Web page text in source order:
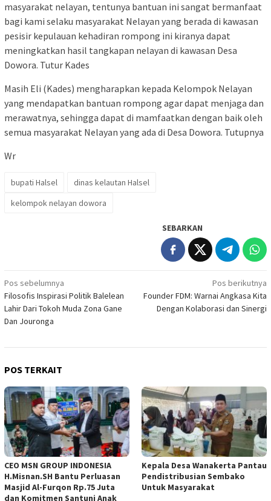
masyarakat nelayan, tentunya bantuan ini sangat bermanfaat
bagi kami selaku masyarakat Nelayan yang berada di kawasan
pesisir kepulauan kehadiran rompong ini kiranya dapat
meningkatkan hasil tangkapan nelayan di kawasan Desa
Dowora. Tutur Kades
Masih Eli (Kades) mengharapkan kepada Kelompok Nelayan
yang mendapatkan bantuan rompong agar dapat menjaga dan
merawatnya, sehingga dapat di mamfaatkan dengan baik oleh
semua masyarakat Nelayan yang ada di Desa Dowora. Tutupnya
Wr
bupati Halsel
dinas kelautan Halsel
kelompok nelayan dowora
SEBARKAN
Navigasi
pos
Pos sebelumnya
Filosofis Inspirasi Politik Balelean
Lahir Dari Tokoh Muda Zona Gane
Dan Jouronga
Pos berikutnya
Founder FDM: Warnai Angkasa Kita
Dengan Kolaborasi dan Sinergi
POS TERKAIT
CEO MSN GROUP INDONESIA
H.Misnan.SH Bantu Perluasan
Masjid Al-Furqon Rp.75 Juta
dan Komitmen Santuni Anak
Kepala Desa Wanakerta Pantau
Pendistribusian Sembako
Untuk Masyarakat